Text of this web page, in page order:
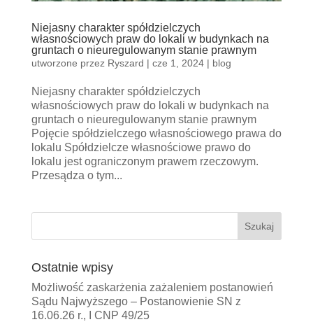
Niejasny charakter spółdzielczych
własnościowych praw do lokali w budynkach na
gruntach o nieuregulowanym stanie prawnym
utworzone przez Ryszard | cze 1, 2024| blog
Niejasny charakter spółdzielczych
własnościowych praw do lokali w budynkach na
gruntach o nieuregulowanym stanie prawnym
Pojęcie spółdzielczego własnościowego prawa do
lokalu Spółdzielcze własnościowe prawo do
lokalu jest ograniczonym prawem rzeczowym.
Przesądza o tym...
Ostatnie wpisy
Możliwość zaskarżenia zażaleniem postanowień
Sądu Najwyższego – Postanowienie SN z
16.06.26 r., I CNP 49/25